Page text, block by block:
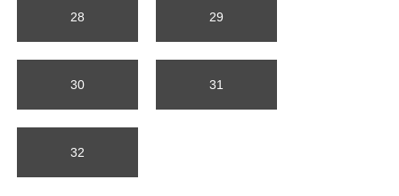
28 29
30 31
32